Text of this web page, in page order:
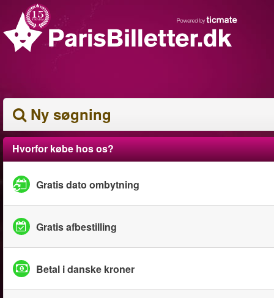
Ny søgning
Hvorfor købe hos os?
Gratis dato ombytning
Gratis afbestilling
Betal i danske kroner